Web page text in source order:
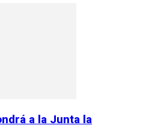
a la Junta la